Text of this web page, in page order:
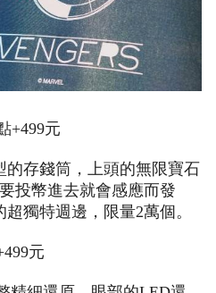
+499元
的存錢筒，上頭的無限寶石
投幣進去就會感應而發
獨特週邊，限量2萬個。
元